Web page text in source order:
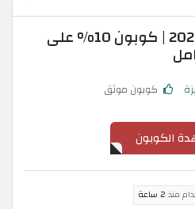
كود خصم فارفيتش 2026 | كوبون 10% على
كوبون موثق
الكوبون
منذ 2 ساعة